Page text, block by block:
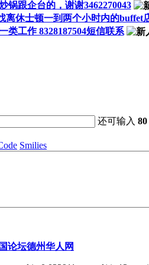
锅跟企台的，谢谢3462270043
离休士顿一到两个小时内的buffet
类工作 8328187504短信联系
还可输入80
Smilies
论坛德州华人网